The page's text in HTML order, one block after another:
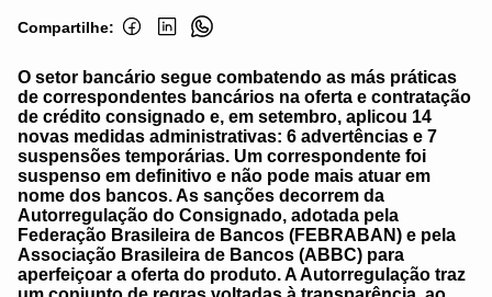
Compartilhe:
O setor bancário segue combatendo as más práticas
de correspondentes bancários na oferta e contratação
de crédito consignado e, em setembro, aplicou 14
novas medidas administrativas: 6 advertências e 7
suspensões temporárias. Um correspondente foi
suspenso em definitivo e não pode mais atuar em
nome dos bancos. As sanções decorrem da
Autorregulação do Consignado, adotada pela
Federação Brasileira de Bancos (FEBRABAN) e pela
Associação Brasileira de Bancos (ABBC) para
aperfeiçoar a oferta do produto. A Autorregulação traz